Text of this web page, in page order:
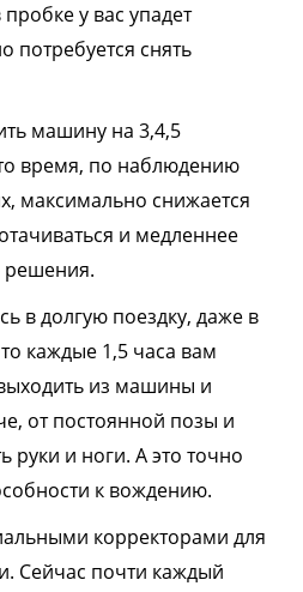
у вас упадет
потребуется снять
машину на 3,4,5
время, по наблюдению
максимально снижается
и медленнее
в долгую поездку, даже в
каждые 1,5 часа вам
из машины и
от постоянной позы и
руки и ноги. А это точно
к вождению.
корректорами для
Сейчас почти каждый